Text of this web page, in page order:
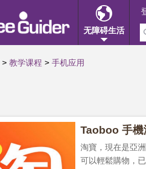
无障碍生活
教学课程 手机应用
Taoboo 手機
淘寶，現在是亞
可以輕鬆購物，